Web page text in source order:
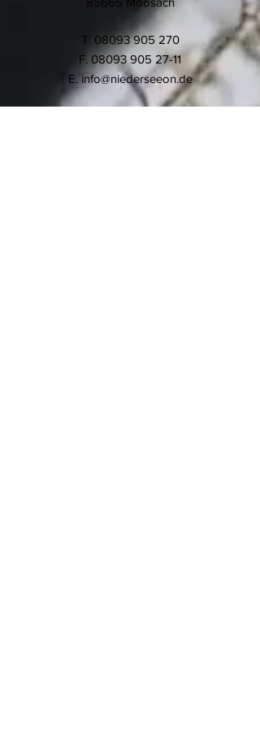
T. 08093 905 270
F. 08093 905 27-11
E.info@niederseeon.de